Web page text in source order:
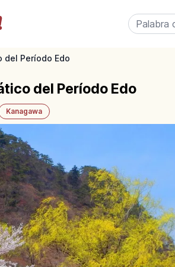
del Período Edo
del Período Edo
Kanagawa